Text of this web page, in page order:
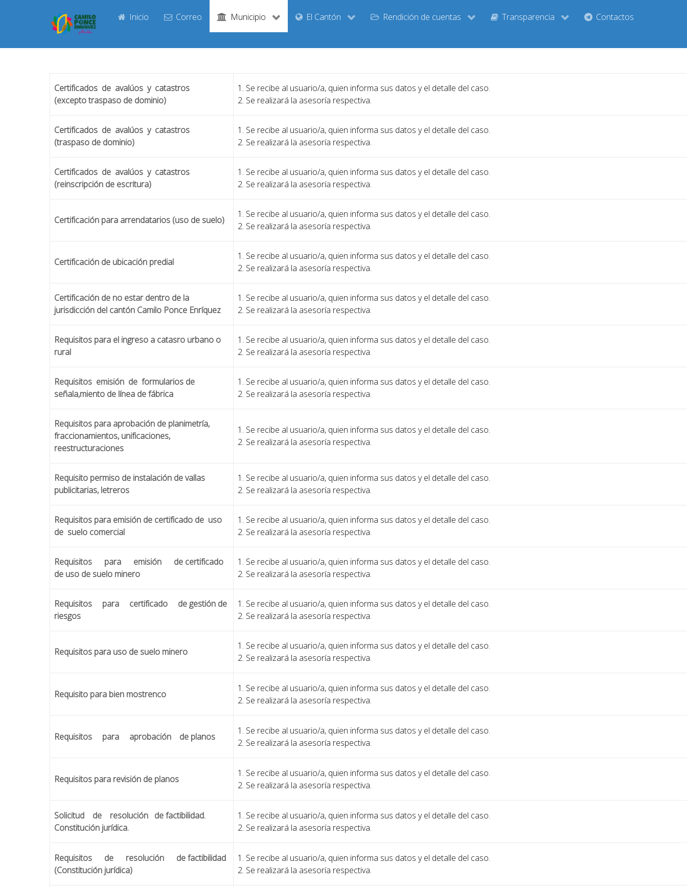
Inicio Correo Municipio El Cantón Rendición de cuentas Transparencia Contactos
Certificados de avalúos y catastros
(excepto traspaso de dominio)
1. Se recibe al usuario/a, quien informa sus datos y el detalle del caso.
2. Se realizará la asesoría respectiva.
Certificados de avalúos y catastros
(traspaso de dominio)
1. Se recibe al usuario/a, quien informa sus datos y el detalle del caso.
2. Se realizará la asesoría respectiva.
Certificados de avalúos y catastros
(reinscripción de escritura)
1. Se recibe al usuario/a, quien informa sus datos y el detalle del caso.
2. Se realizará la asesoría respectiva.
Certificación para arrendatarios (uso de suelo)
1. Se recibe al usuario/a, quien informa sus datos y el detalle del caso.
2. Se realizará la asesoría respectiva.
Certificación de ubicación predial
1. Se recibe al usuario/a, quien informa sus datos y el detalle del caso.
2. Se realizará la asesoría respectiva.
Certificación de no estar dentro de la
jurisdicción del cantón Camilo Ponce Enríquez
1. Se recibe al usuario/a, quien informa sus datos y el detalle del caso.
2. Se realizará la asesoría respectiva.
Requisitos para el ingreso a catasro urbano o
rural
1. Se recibe al usuario/a, quien informa sus datos y el detalle del caso.
2. Se realizará la asesoría respectiva.
Requisitos emisión de formularios de
señala,miento de línea de fábrica
1. Se recibe al usuario/a, quien informa sus datos y el detalle del caso.
2. Se realizará la asesoría respectiva.
Requisitos para aprobación de planimetría,
fraccionamientos, unificaciones,
reestructuraciones
1. Se recibe al usuario/a, quien informa sus datos y el detalle del caso.
2. Se realizará la asesoría respectiva.
Requisito permiso de instalación de vallas
publicitarias, letreros
1. Se recibe al usuario/a, quien informa sus datos y el detalle del caso.
2. Se realizará la asesoría respectiva.
Requisitos para emisión de certificado de uso
de suelo comercial
1. Se recibe al usuario/a, quien informa sus datos y el detalle del caso.
2. Se realizará la asesoría respectiva.
Requisitos para emisión de certificado
de uso de suelo minero
1. Se recibe al usuario/a, quien informa sus datos y el detalle del caso.
2. Se realizará la asesoría respectiva.
Requisitos para certificado de gestión de
riesgos
1. Se recibe al usuario/a, quien informa sus datos y el detalle del caso.
2. Se realizará la asesoría respectiva.
Requisitos para uso de suelo minero
1. Se recibe al usuario/a, quien informa sus datos y el detalle del caso.
2. Se realizará la asesoría respectiva.
Requisito para bien mostrenco
1. Se recibe al usuario/a, quien informa sus datos y el detalle del caso.
2. Se realizará la asesoría respectiva.
Requisitos para aprobación de planos
1. Se recibe al usuario/a, quien informa sus datos y el detalle del caso.
2. Se realizará la asesoría respectiva.
Requisitos para revisión de planos
1. Se recibe al usuario/a, quien informa sus datos y el detalle del caso.
2. Se realizará la asesoría respectiva.
Solicitud de resolución de factibilidad.
Constitución jurídica.
1. Se recibe al usuario/a, quien informa sus datos y el detalle del caso.
2. Se realizará la asesoría respectiva.
Requisitos de resolución de factibilidad
(Constitución jurídica)
1. Se recibe al usuario/a, quien informa sus datos y el detalle del caso.
2. Se realizará la asesoría respectiva.